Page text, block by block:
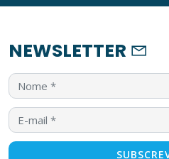
NEWSLETTER